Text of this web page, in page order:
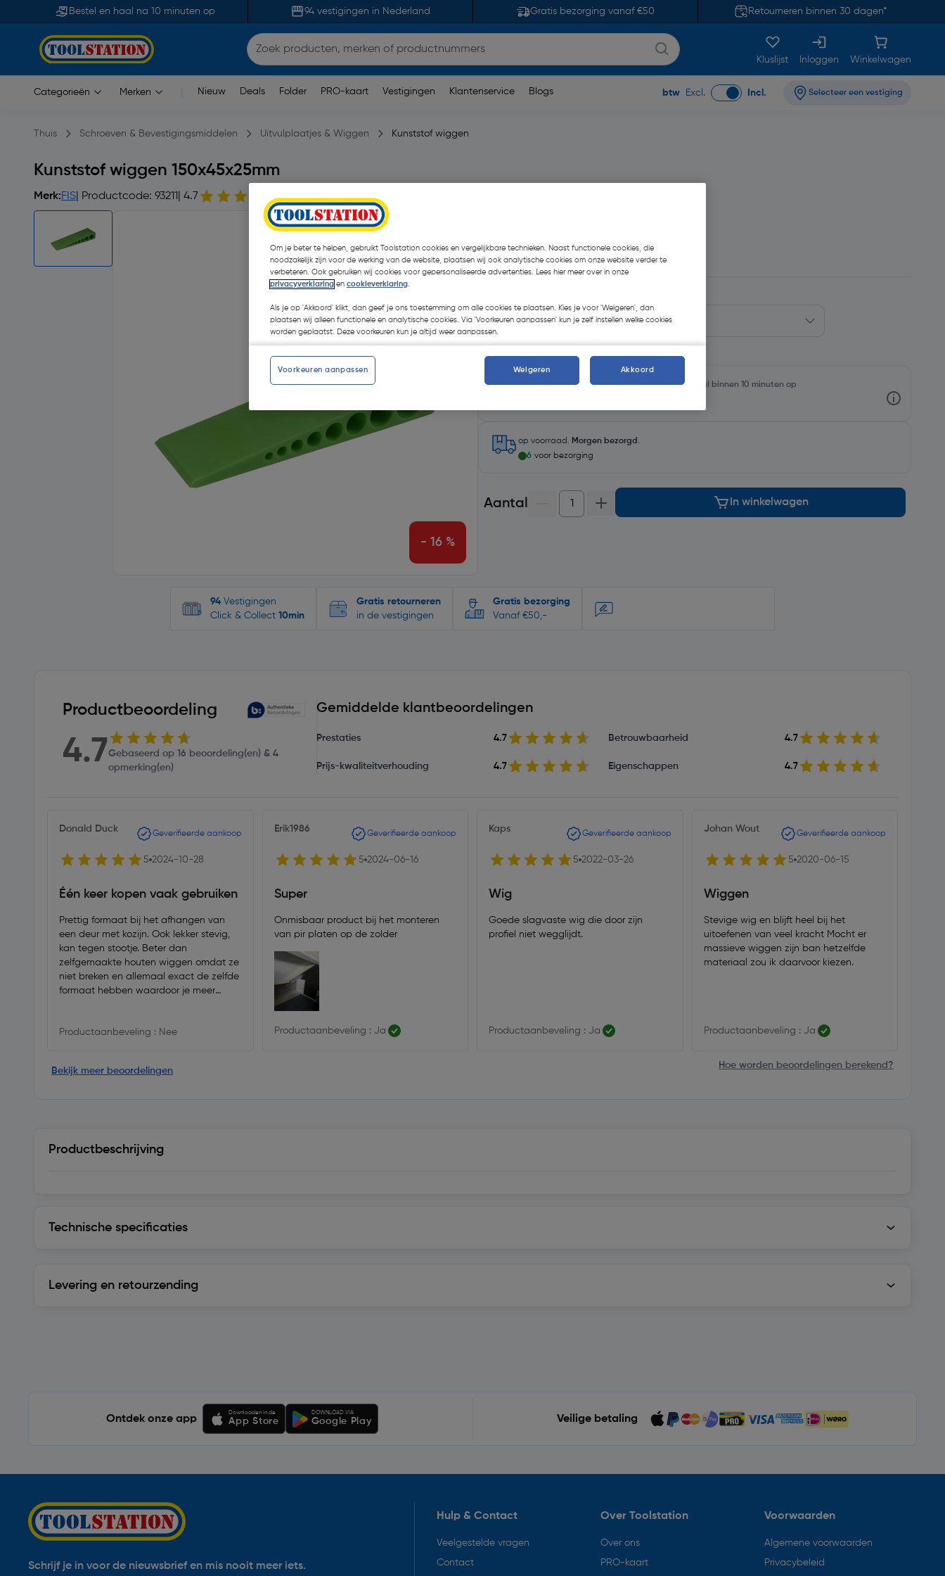
Bestel en haal na 10 minuten op 94 vestigingen in Nederland Gratis bezorging vanaf €50 Retourneren binnen 30 dagen*
Kluslijst Inloggen Winkelwagen
Categorieën Merken Nieuw Deals Folder PRO-kaart Vestigingen Klantenservice Blogs btw Excl. Incl. Selecteer een vestiging
Thuis Schroeven & Bevestigingsmiddelen Uitvulplaatjes & Wiggen Kunststof wiggen
Kunststof wiggen 150x45x25mm
Merk:FIS | Productcode: 93211 | 4.7 16 opmerking(en)| 10 Stuks
- 16 %
€ 13,74| Excl. btw € 11,36
Selecteer winkel - Bekijk voorraadniveaus en haal binnen 10 minuten op
op voorraad. Morgen bezorgd .
6 voor bezorging
Aantal In winkelwagen
94 Vestigingen
Click & Collect 10min
Gratis retourneren
in de vestigingen
Gratis bezorging
Vanaf €50,-
Productbeoordeling
4.7Gebaseerd op 16 beoordeling(en) & 4
opmerking(en)
Gemiddelde klantbeoordelingen
Prestaties 4.7 Betrouwbaarheid 4.7
Prijs-kwaliteitverhouding 4.7 Eigenschappen 4.7
Donald Duck Geverifieerde aankoop
5 2024-10-28
Één keer kopen vaak gebruiken
Prettig formaat bij het afhangen van
een deur met kozijn. Ook lekker stevig,
kan tegen stootje. Beter dan
zelfgemaakte houten wiggen omdat ze
niet breken en allemaal exact de zelfde
formaat hebben waardoor je meer
kan je ze gebruiken om de deur af te
Productaanbeveling : Nee
Erik1986 Geverifieerde aankoop
5 2024-06-16
Super
Onmisbaar product bij het monteren
van pir platen op de zolder
Productaanbeveling : Ja
Kaps Geverifieerde aankoop
5 2022-03-26
Wig
Goede slagvaste wig die door zijn
profiel niet wegglijdt.
Productaanbeveling : Ja
Johan Wout Geverifieerde aankoop
5 2020-06-15
Wiggen
Stevige wig en blijft heel bij het
uitoefenen van veel kracht Mocht er
massieve wiggen zijn ban hetzelfde
materiaal zou ik daarvoor kiezen.
Productaanbeveling : Ja
Bekijk meer beoordelingen
Hoe worden beoordelingen berekend?
Productbeschrijving
Technische specificaties
Levering en retourzending
Ontdek onze app
Downloaden in de
App Store
DOWNLOAD VIA
Google Play Veilige betaling
Schrijf je in voor de nieuwsbrief en mis nooit meer iets.
Hulp & Contact
Veelgestelde vragen
Contact
Over Toolstation
Over ons
PRO-kaart
Voorwaarden
Algemene voorwaarden
Privacybeleid
Om je beter te helpen, gebruikt Toolstation cookies en vergelijkbare technieken. Naast functionele cookies, die
noodzakelijk zijn voor de werking van de website, plaatsen wij ook analytische cookies om onze website verder te
verbeteren. Ook gebruiken wij cookies voor gepersonaliseerde advertenties. Lees hier meer over in onze
privacyverklaring en cookieverklaring.
Als je op 'Akkoord' klikt, dan geef je ons toestemming om alle cookies te plaatsen. Kies je voor 'Weigeren', dan
plaatsen wij alleen functionele en analytische cookies. Via 'Voorkeuren aanpassen' kun je zelf instellen welke cookies
worden geplaatst. Deze voorkeuren kun je altijd weer aanpassen.
Voorkeuren aanpassen Weigeren Akkoord